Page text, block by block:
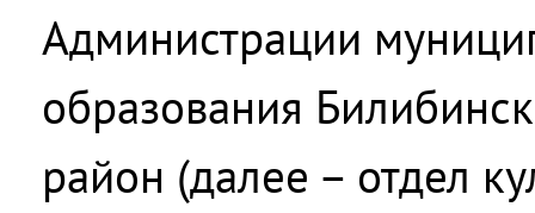
Администрации
образования
район (далее – отдел